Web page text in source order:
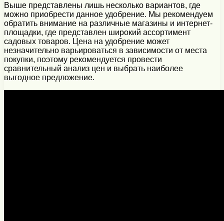
Выше представлены лишь несколько вариантов, где
можно приобрести данное удобрение. Мы рекомендуем
обратить внимание на различные магазины и интернет-
площадки, где представлен широкий ассортимент
садовых товаров. Цена на удобрение может
незначительно варьироваться в зависимости от места
покупки, поэтому рекомендуется провести
сравнительный анализ цен и выбрать наиболее
выгодное предложение.